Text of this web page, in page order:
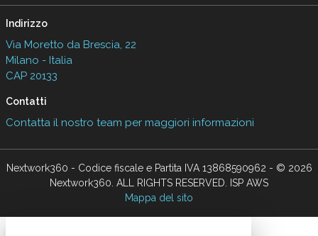
Indirizzo
Via Moretto da Brescia, 22
Milano - Italia
CAP 20133
Contatti
Contatta il nostro team per maggiori informazioni
Nextwork360 - Codice fiscale e Partita IVA 13868590962 - © 2026
Nextwork360. ALL RIGHTS RESERVED. ISP AWS
Mappa del sito